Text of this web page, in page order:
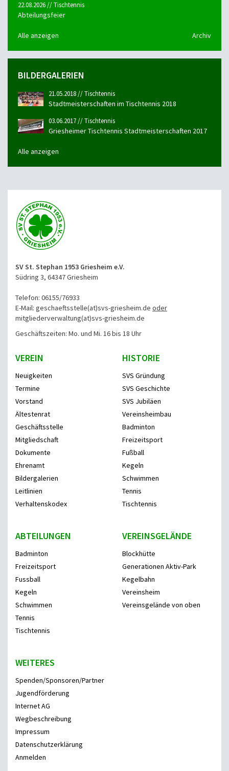
22.08.2026 // Tischtennis
Abteilungsfeier
Alle anzeigen Archiv
BILDERGALERIEN
21.05.2018 // Tischtennis
Stadtmeisterschaften im Tischtennis 2018
03.06.2017 // Tischtennis
Griesheimer Tischtennis Stadtmeisterschaften 2017
Alle anzeigen
SV St. Stephan 1953 Griesheim e.V.
Südring 3, 64347 Griesheim
Telefon: 06155/76933
E-Mail: geschaeftsstelle(at)svs-griesheim.de oder
mitgliederverwaltung(at)svs-griesheim.de
Geschäftszeiten: Mo. und Mi. 16 bis 18 Uhr
VEREIN
Neuigkeiten
Termine
Vorstand
Ältestenrat
Geschäftsstelle
Mitgliedschaft
Dokumente
Ehrenamt
Bildergalerien
Leitlinien
Verhaltenskodex
HISTORIE
SVS Gründung
SVS Geschichte
SVS Jubiläen
Vereinsheimbau
Badminton
Freizeitsport
Fußball
Kegeln
Schwimmen
Tennis
Tischtennis
ABTEILUNGEN
Badminton
Freizeitsport
Fussball
Kegeln
Schwimmen
Tennis
Tischtennis
VEREINSGELÄNDE
Blockhütte
Generationen Aktiv-Park
Kegelbahn
Vereinsheim
Vereinsgelände von oben
WEITERES
Spenden/Sponsoren/Partner
Jugendförderung
Internet AG
Wegbeschreibung
Impressum
Datenschutzerklärung
Anmelden